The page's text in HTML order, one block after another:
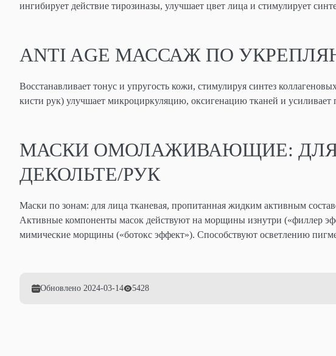
ингибирует действие тирозиназы, улучшает цвет лица и стимулирует
ANTI AGE МАССАЖ ПО
Восстанавливает тонус и упругость кожи, стимулируя синтез
кисти рук) улучшает микроциркуляцию, оксигенацию тканей и
МАСКИ ОМОЛАЖИВАЮЩИЕ:
ДЕКОЛЬТЕ/РУК
Маски по зонам: для лица тканевая, пропитанная жидким активным
Активные компоненты масок действуют на морщины изнутри («филлер
мимические морщины («ботокс эффект»). Способствуют осветлению
Обновлено 2024-03-14 5428